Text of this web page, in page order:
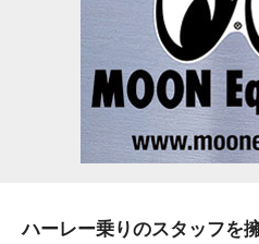
ハーレー乗りのスタッフを